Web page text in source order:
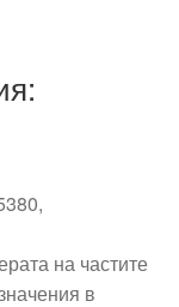
на частите
в